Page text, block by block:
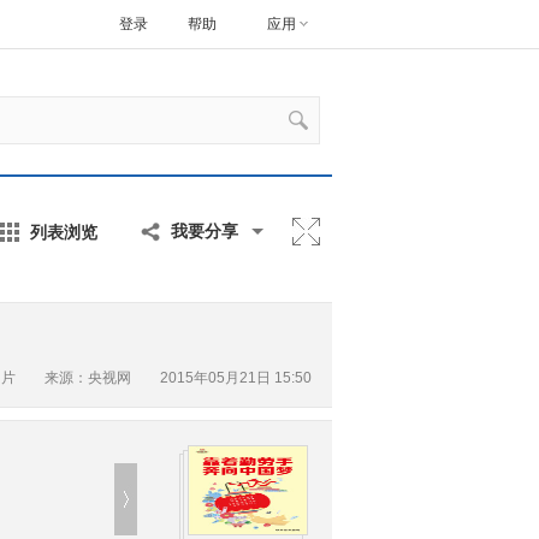
帮助 应用
登录
列表浏览 我要分享
来源：央视网 2015年05月21日 15:50